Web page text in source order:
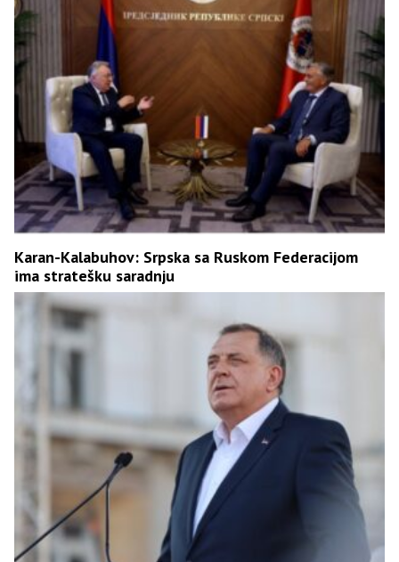
Karan-Kalabuhov: Srpska sa Ruskom Federacijom
ima stratešku saradnju